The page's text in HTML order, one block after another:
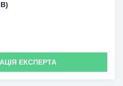
ЕКСПЕРТА